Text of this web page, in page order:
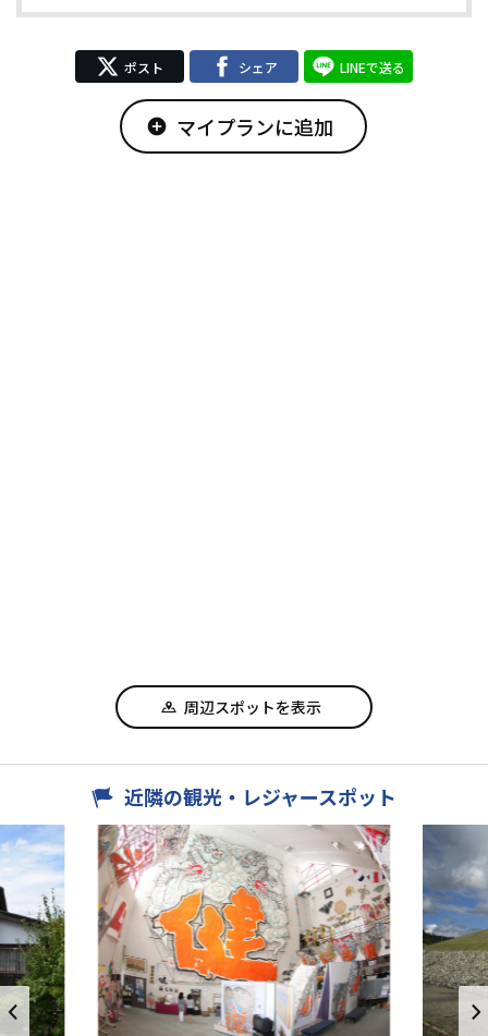
ポスト シェア LINEで送る
add_circle マイプランに追加
周辺スポットを表示
近隣の観光・レジャースポット